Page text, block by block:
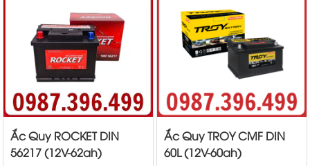
Ắc Quy ROCKET DIN
56217 (12V-62ah)
Ắc Quy TROY CMF DIN
60L (12V-60ah)